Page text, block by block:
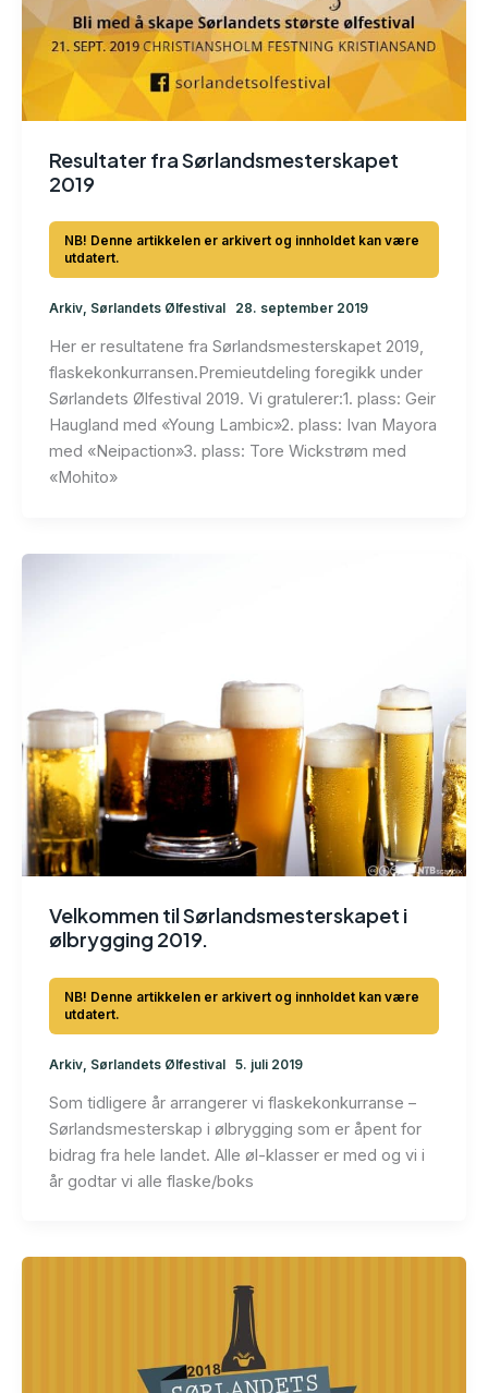
Resultater fra Sørlandsmesterskapet
2019
Arkiv, Sørlandets Ølfestival 28. september 2019
Her er resultatene fra Sørlandsmesterskapet 2019,
flaskekonkurransen.Premieutdeling foregikk under
Sørlandets Ølfestival 2019. Vi gratulerer:1. plass: Geir
Haugland med «Young Lambic»2. plass: Ivan Mayora
med «Neipaction»3. plass: Tore Wickstrøm med
«Mohito»
Velkommen til Sørlandsmesterskapet i
ølbrygging 2019.
Arkiv, Sørlandets Ølfestival 5. juli 2019
Som tidligere år arrangerer vi flaskekonkurranse –
Sørlandsmesterskap i ølbrygging som er åpent for
bidrag fra hele landet. Alle øl-klasser er med og vi i
år godtar vi alle flaske/boks